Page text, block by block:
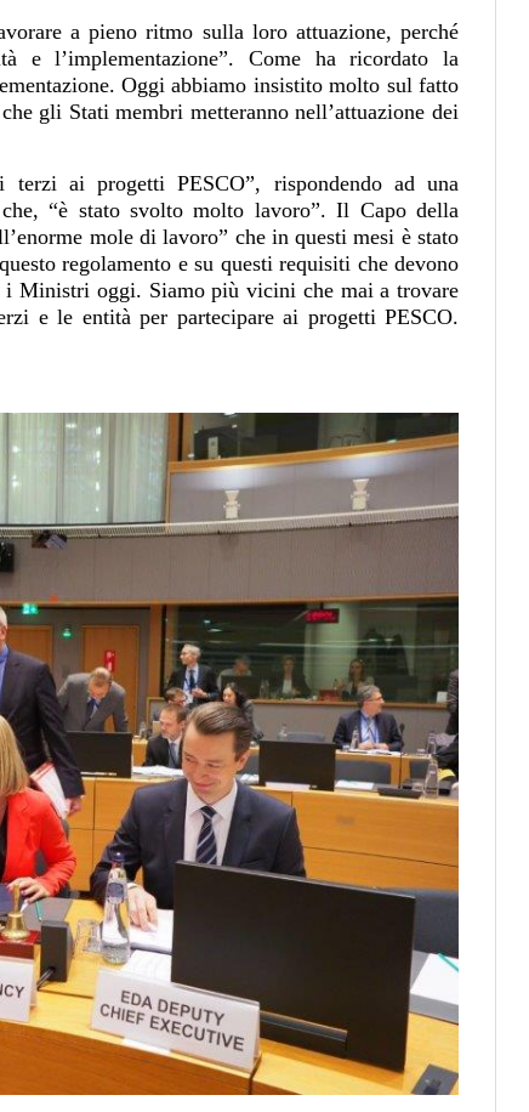
a pieno ritmo sulla loro attuazione, perché
e l’implementazione”. Come ha ricordato la
Oggi abbiamo insistito molto sul fatto
gli Stati membri metteranno nell’attuazione dei
terzi ai progetti PESCO”, rispondendo ad una
“è stato svolto molto lavoro”. Il Capo della
mole di lavoro” che in questi mesi è stato
regolamento e su questi requisiti che devono
i Ministri oggi. Siamo più vicini che mai a trovare
e le entità per partecipare ai progetti PESCO.